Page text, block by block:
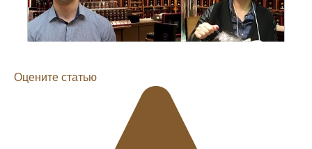
Оцените статью